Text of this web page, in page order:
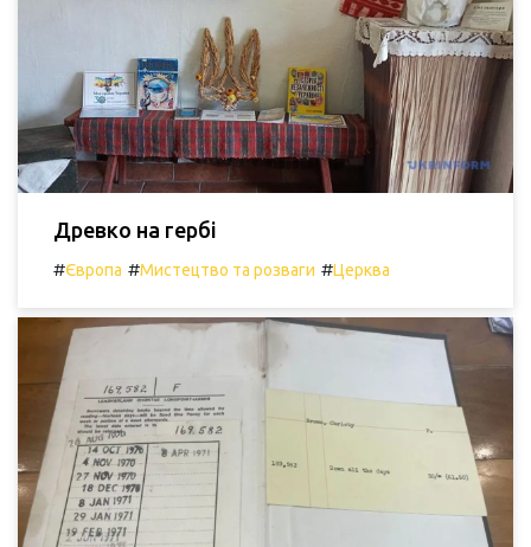
Древко на гербі
#Європа #Мистецтво та розваги #Церква